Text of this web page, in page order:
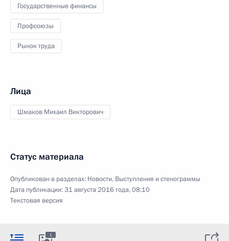
Государственные финансы
Профсоюзы
Рынок труда
Лица
Шмаков Михаил Викторович
Статус материала
Опубликован в разделах: Новости, Выступления и стенограммы
Дата публикации:31 августа 2016 года, 08:10
Текстовая версия
1